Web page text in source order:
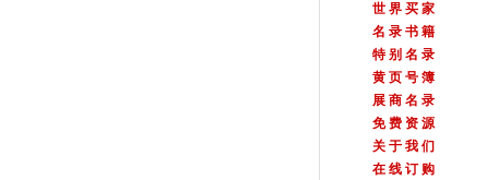
世 界 买 家
名 录 书 籍
特 别 名 录
黄 页 号 簿
展 商 名 录
免 费 资 源
关 于 我 们
在 线 订 购